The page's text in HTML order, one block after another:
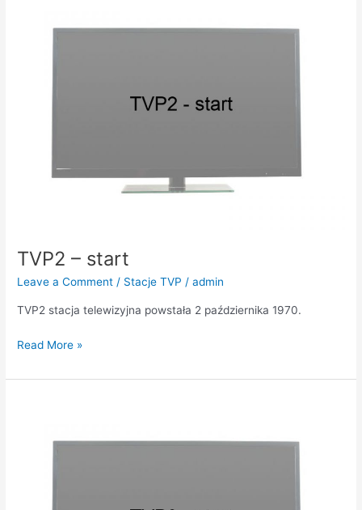
TVP2 – start
Leave a Comment / Stacje TVP /admin
TVP2 stacja telewizyjna powstała 2 października 1970.
Read More »